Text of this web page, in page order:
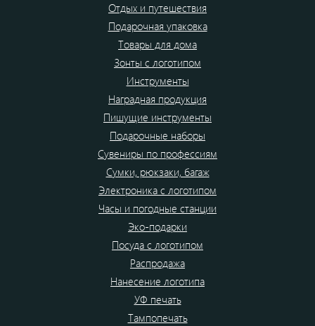
Отдых и путешествия
Подарочная упаковка
Товары для дома
Зонты с логотипом
Инструменты
Наградная продукция
Пишущие инструменты
Подарочные наборы
Сувениры по профессиям
Сумки, рюкзаки, багаж
Электроника с логотипом
Часы и погодные станции
Эко-подарки
Посуда с логотипом
Распродажа
Нанесение логотипа
УФ печать
Тампопечать